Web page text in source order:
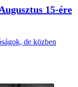
15-ére
de közben